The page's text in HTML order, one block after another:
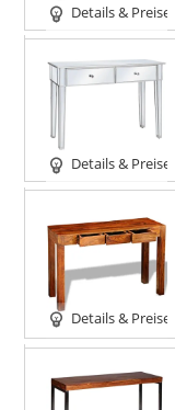
Details & Preise
Details & Preise
Details & Preise